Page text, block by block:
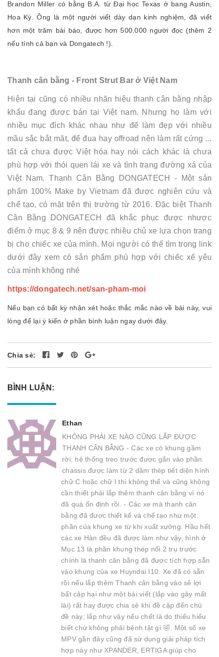
Brandon Miller có bằng B.A. từ Đại học Texas ở bang Austin,
Hoa Kỳ. Ông là một người viết dày dạn kinh nghiệm, đã viết
hơn một trăm bài báo, được hơn 500.000 người đọc (thêm 2
nếu tính cả bạn và Dongatech !).
Thanh cân bằng - Front Strut Bar ở Việt Nam
Hiện tại cũng có nhiều nhãn hiệu thanh cân bằng nhập
khẩu đang được bán tại Việt nam. Nhưng họ làm với
nhiều mục đích khác nhau như để làm đẹp với nhiều
mầu sắc bắt măt, để đua hay offroad nên làm rất cứng ...
tất cả chưa được Việt hóa hay nói cách khác là chưa
phù hợp với thói quen lái xe và tình trạng đường xá của
Việt Nam. Thanh Cân Bằng DONGATECH - Một sản
phẩm 100% Make by Vietnam đã được nghiên cứu và
chế tạo, có mặt trên thị trường từ 2016. Đặc biệt Thanh
Cân Bằng DONGATECH đã khắc phục được nhược
điểm ở mục 8 & 9 nên được nhiều chủ xe lựa chọn trang
bị cho chiếc xe của mình. Mọi người có thể tìm trong link
dưới đây xem có sản phẩm phù hợp với chiếc xế yêu
của mình không nhé
https://dongatech.net/san-pham-moi
Nếu bạn có bất kỳ nhận xét hoặc thắc mắc nào về bài này, vui
lòng để lại ý kiến ở phần bình luận ngay dưới đây.
Chia sẻ:
BÌNH LUẬN:
Ethan
KHÔNG PHẢI XE NÀO CŨNG LẮP ĐƯỢC
THANH CÂN BẰNG - Các xe có khung gầm
rời, hệ thống treo trước được gắn vào phần
chassis được làm từ 2 dầm thép tiết diện hình
chữ C hoặc chữ I thì không thể và cũng không
cần thiết phải lắp thêm thanh cân bằng vì nó
đã quá ổn định rồi. - Các xe mà thanh cân
bằng đã được thiết kế và chế tạo như một
phần của khung xe từ khi xuất xưởng. Hầu hết
các xe Hàn đều đã được làm như vậy, hình ở
Mục 13 là phần khung thép nối 2 trụ trước
chính là thanh cân bằng đã được tích hợp sẵn
vào khung của xe Huyndai I10. Xe đã có sẵn
rồi nếu lắp thêm Thanh cân bằng vào sẽ lợi
bất cập hại như một bài viết (lắp vào gây mất
lái) rất hay được chia sẻ khi đề cập đến chủ
đề này; lắp như vậy nếu chết là do thiếu hiểu
biết chứ không phải bệnh tật gì 🤣. Một số xe
MPV gần đây cũng đã sử dụng giải pháp tích
hợp này như XPANDER, ERTIGA giúp cho